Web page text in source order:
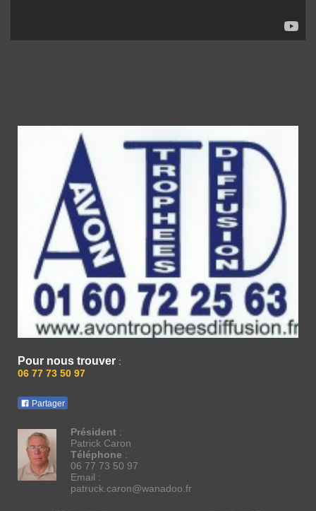
Pour nous trouver :
06 77 73 50 97
Partager
Président :
Patrick Caron
Téléphone :
06 77 73 50 97
Email :
patruck.caron@wanadoo.fr